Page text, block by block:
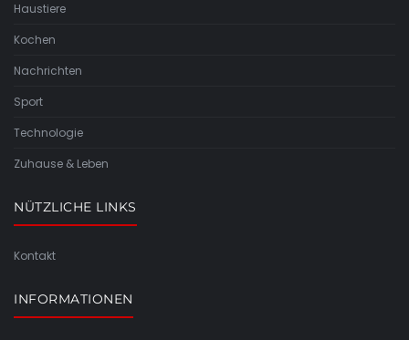
Haustiere
Kochen
Nachrichten
Sport
Technologie
Zuhause & Leben
NÜTZLICHE LINKS
Kontakt
INFORMATIONEN